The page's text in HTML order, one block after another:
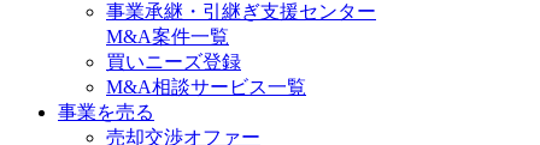
事業承継・引継ぎ支援センター
M&A案件一覧
買いニーズ登録
M&A相談サービス一覧
事業を売る
売却交渉オファー